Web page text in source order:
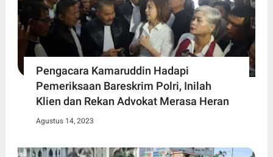
Pengacara Kamaruddin Hadapi
Pemeriksaan Bareskrim Polri, Inilah
Klien dan Rekan Advokat Merasa Heran
Agustus 14, 2023